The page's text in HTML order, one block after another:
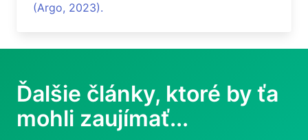
(Argo, 2023).
Ďalšie články, ktoré by ťa
mohli zaujímať...